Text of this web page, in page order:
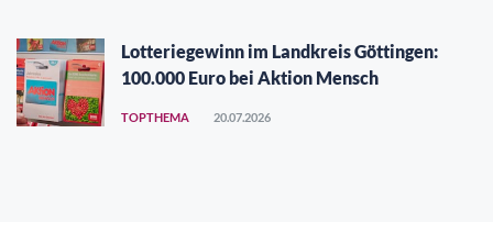
Lotteriegewinn im Landkreis Göttingen:
100.000 Euro bei Aktion Mensch
TOPTHEMA 20.07.2026